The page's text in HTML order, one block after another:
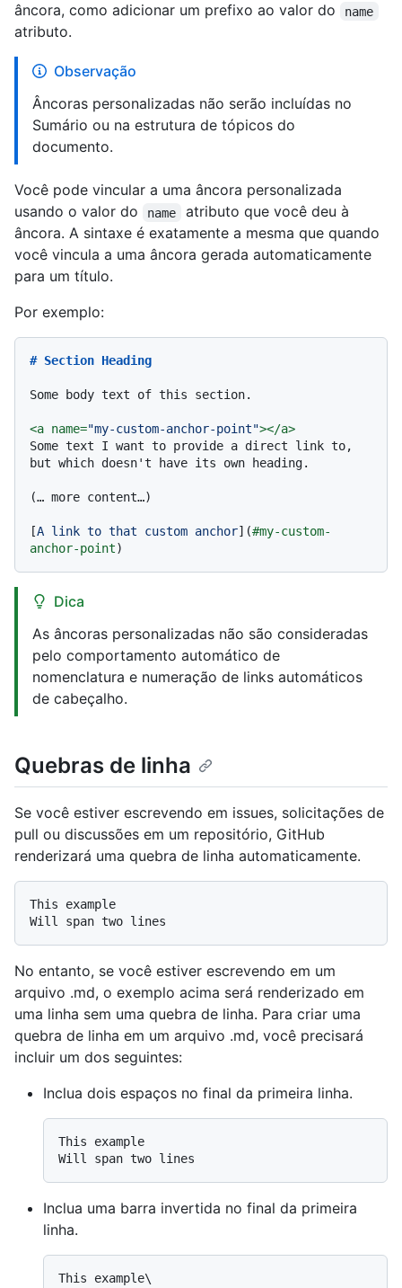
âncora, como adicionar um prefixo ao valor do
name
atributo.
Observação
Âncoras personalizadas não serão incluídas no
Sumário ou na estrutura de tópicos do
documento.
Você pode vincular a uma âncora personalizada
usando o valor do
name
atributo que você deu à
âncora. A sintaxe é exatamente a mesma que quando
você vincula a uma âncora gerada automaticamente
para um título.
Por exemplo:
# Section Heading
Some body text of this section.
<a name="my-custom-anchor-point"></a>
Some text I want to provide a direct link to,
but which doesn't have its own heading.
(… more content…)
[A link to that custom anchor](#my-custom-
anchor-point
Dica
As âncoras personalizadas não são consideradas
pelo comportamento automático de
nomenclatura e numeração de links automáticos
de cabeçalho.
Quebras de linha
Se você estiver escrevendo em issues, solicitações de
pull ou discussões em um repositório, GitHub
renderizará uma quebra de linha automaticamente.
This example
No entanto, se você estiver escrevendo em um
arquivo .md, o exemplo acima será renderizado em
uma linha sem uma quebra de linha. Para criar uma
quebra de linha em um arquivo .md, você precisará
incluir um dos seguintes:
Inclua dois espaços no final da primeira linha.
This example
Inclua uma barra invertida no final da primeira
linha.
This example\